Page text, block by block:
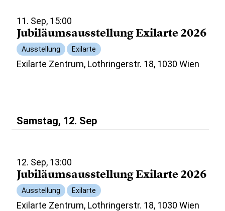
11. Sep, 15:00
Jubiläumsausstellung Exilarte 2026
Ausstellung Exilarte
Exilarte Zentrum, Lothringerstr. 18, 1030 Wien
Samstag, 12. Sep
12. Sep, 13:00
Jubiläumsausstellung Exilarte 2026
Ausstellung Exilarte
Exilarte Zentrum, Lothringerstr. 18, 1030 Wien